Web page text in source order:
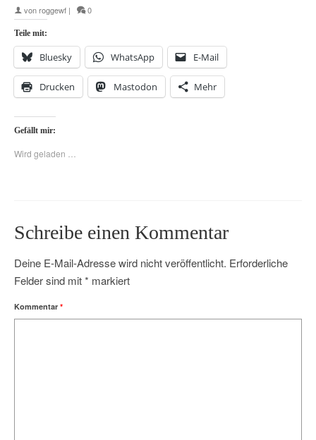
vonroggewf | 0
Teile mit:
Bluesky WhatsApp E-Mail
Drucken Mastodon Mehr
Gefällt mir:
Wird geladen …
Schreibe einen Kommentar
Deine E-Mail-Adresse wird nicht veröffentlicht. Erforderliche
Felder sind mit* markiert
Kommentar *